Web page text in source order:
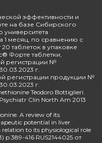
эффективности и
на базе Сибирского
университета
1 месяц, по сравнению с
таблеток в упаковке
Форте таблетки,
регистрации №
г.
регистрации продукции №
г.
Teodoro Bottiglieri.
Clin North Am 2013
A review of its
potential in liver
to its physiological role
p.389-416 RUS2144025 от